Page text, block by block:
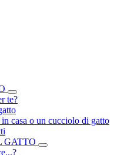
te?
casa o un cucciolo di gatto
GATTO